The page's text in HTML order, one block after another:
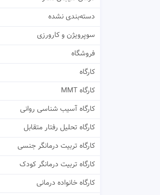
دسته‌بندی نشده
سوپرویژن و کارورزی
فروشگاه
کارگاه
کارگاه MMT
کارگاه آسیب شناسی روانی
کارگاه تحلیل رفتار متقابل
کارگاه تربیت درمانگر جنسی
کارگاه تربیت درمانگر کودک
کارگاه خانواده درمانی